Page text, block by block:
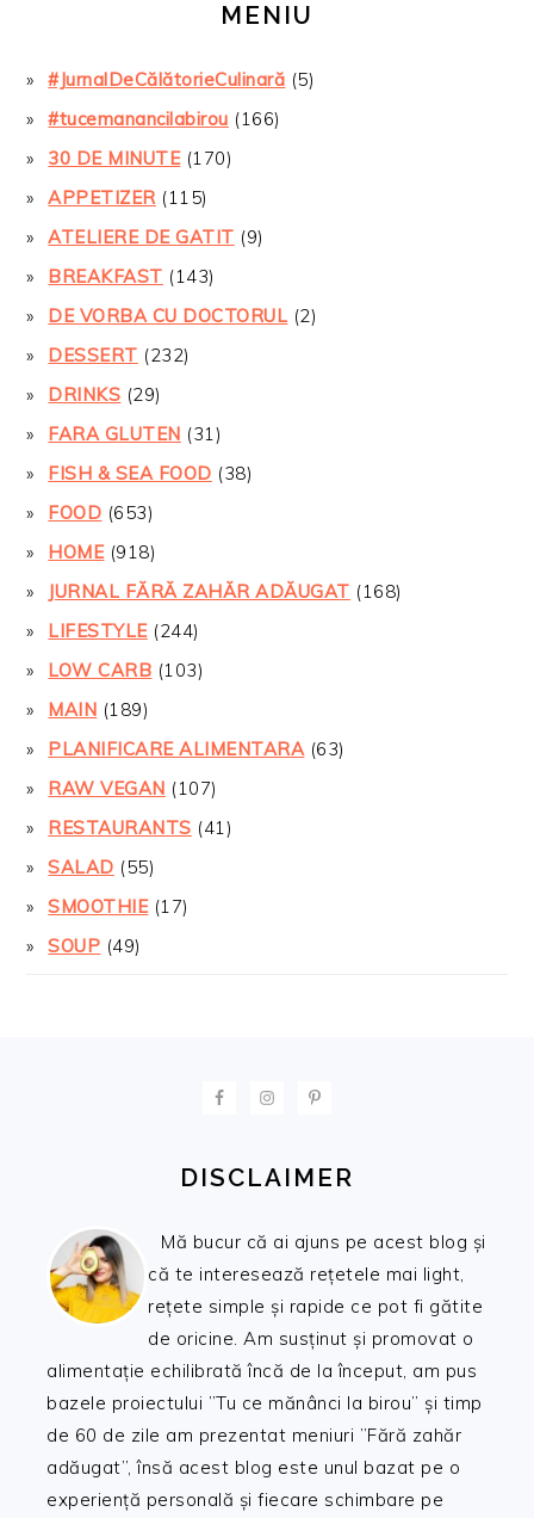
MENIU
#JurnalDeCălătorieCulinară (5)
#tucemanancilabirou (166)
30 DE MINUTE(170)
APPETIZER (115)
ATELIERE DE GATIT (9)
BREAKFAST (143)
DE VORBA CU DOCTORUL (2)
DESSERT (232)
DRINKS (29)
FARA GLUTEN (31)
FISH & SEA FOOD (38)
FOOD (653)
HOME(918)
JURNAL FĂRĂ ZAHĂR ADĂUGAT (168)
LIFESTYLE(244)
LOW CARB (103)
MAIN (189)
PLANIFICARE ALIMENTARA (63)
RAW VEGAN (107)
RESTAURANTS (41)
SALAD (55)
SMOOTHIE(17)
SOUP (49)
DISCLAIMER
Mă bucur că ai ajuns pe acest blog și
că te interesează rețetele mai light,
rețete simple și rapide ce pot fi gătite
de oricine. Am susținut și promovat o
alimentație echilibrată încă de la început, am pus
bazele proiectului ”Tu ce mănânci la birou” și timp
de 60 de zile am prezentat meniuri ”Fără zahăr
adăugat”, însă acest blog este unul bazat pe o
experiență personală și fiecare schimbare pe